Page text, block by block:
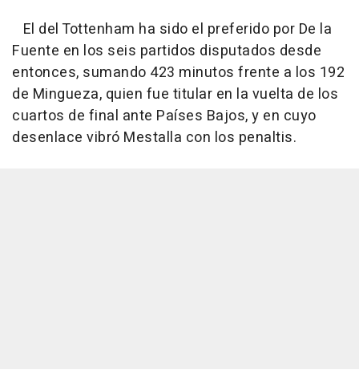
El del Tottenham ha sido el preferido por De la
Fuente en los seis partidos disputados desde
entonces, sumando 423 minutos frente a los 192
de Mingueza, quien fue titular en la vuelta de los
cuartos de final ante Países Bajos, y en cuyo
desenlace vibró Mestalla con los penaltis.